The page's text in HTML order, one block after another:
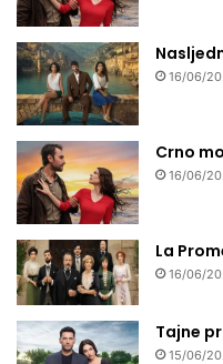
16/06/
Crno
16/06/
La
16/06/
Tajne
15/06/